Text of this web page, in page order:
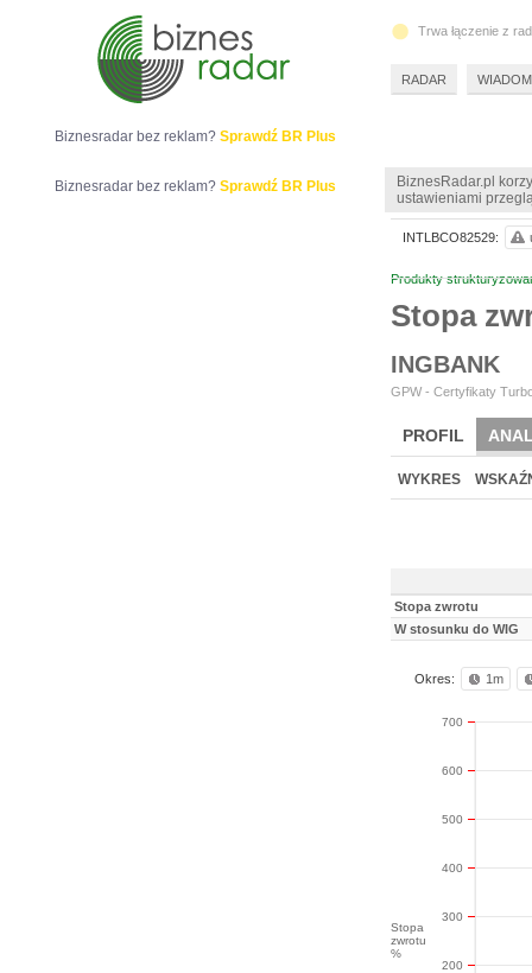
BiznesRadar.pl
ustawieniami
Produkty
Stopa
INGBANK
GPW - Certyfikaty
PROFIL
WYKRES
Stopa zwrotu
W stosunku do WIG
Okres: 1m
Stopa
zwrotu
%
200
300
400
500
600
700
INTLBCO82529:
Biznesradar bez reklam? Sprawdź BR Plus
Biznesradar bez reklam? Sprawdź BR Plus
Trwa łączenie z
RADAR